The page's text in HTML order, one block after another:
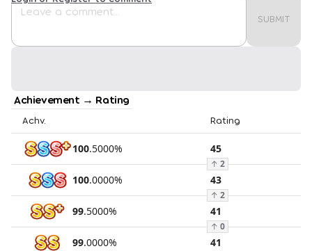
SUBMIT
Achievement → Rating
Achv. Rating
100.5000% 45
↑ 2
100.0000% 43
↑ 2
99.5000% 41
↑ 0
99.0000% 41